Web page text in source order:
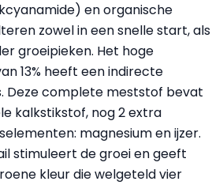
en organische
zowel in een snelle start, als
groeipieken. Het hoge
13% heeft een indirecte
Deze complete meststof bevat
kalkstikstof, nog 2 extra
magnesium en ijzer.
stimuleert de groei en geeft
kleur die welgeteld vier